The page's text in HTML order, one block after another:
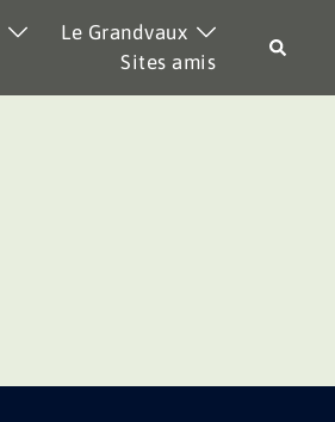
Le Grandvaux
Sites amis